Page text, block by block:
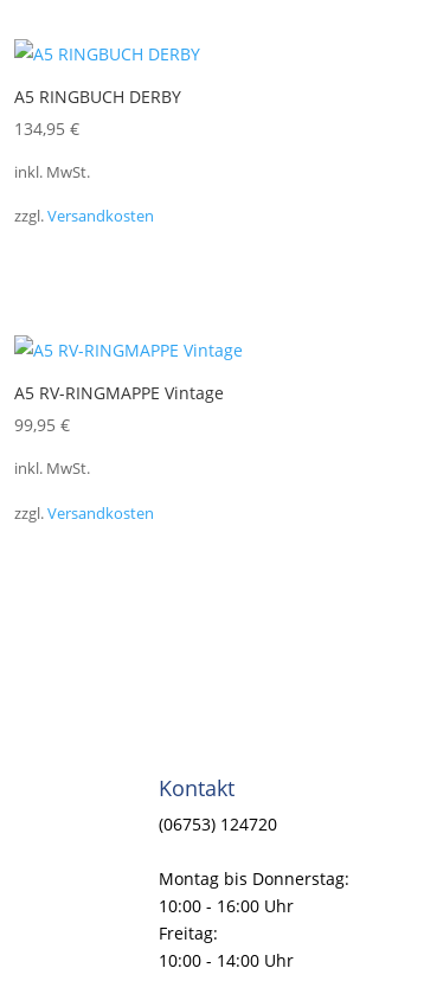
A5 RINGBUCH DERBY
134,95 €
inkl. MwSt.
zzgl.Versandkosten
A5 RV-RINGMAPPE Vintage
99,95 €
inkl. MwSt.
zzgl.Versandkosten
Kontakt
(06753) 124720
Montag bis Donnerstag:
10:00 - 16:00 Uhr
Freitag:
10:00 - 14:00 Uhr